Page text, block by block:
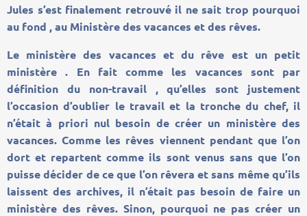
Jules s’est finalement retrouvé il ne sait trop pourquoi
au fond , au Ministère des vacances et des rêves.
Le ministère des vacances et du rêve est un petit
ministère . En fait comme les vacances sont par
définition du non-travail , qu’elles sont justement
l’occasion d’oublier le travail et la tronche du chef, il
n’était à priori nul besoin de créer un ministère des
vacances. Comme les rêves viennent pendant que l’on
dort et repartent comme ils sont venus sans que l’on
puisse décider de ce que l’on rêvera et sans même qu’ils
laissent des archives, il n’était pas besoin de faire un
ministère des rêves. Sinon, pourquoi ne pas créer un